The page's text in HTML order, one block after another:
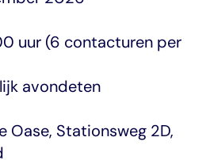
uur (6 contacturen per
avondeten
Oase, Stationsweg 2D,